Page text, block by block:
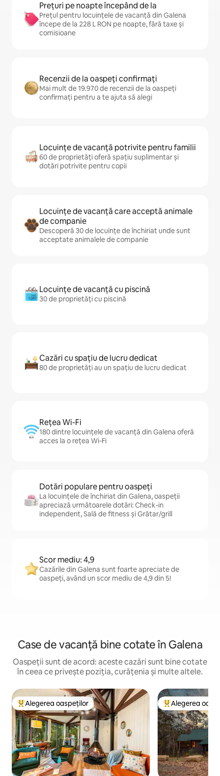
Prețuri pe noapte începând de la
Prețul pentru locuințele de vacanță din Galena
începe de la 228 L RON pe noapte, fără taxe și
comisioane
Recenzii de la oaspeți confirmați
Mai mult de 19.970 de recenzii de la oaspeți
confirmați pentru a te ajuta să alegi
Locuințe de vacanță potrivite pentru familii
60 de proprietăți oferă spațiu suplimentar și
dotări potrivite pentru copii
Locuințe de vacanță care acceptă animale
de companie
Descoperă 30 de locuințe de închiriat unde sunt
acceptate animalele de companie
Locuințe de vacanță cu piscină
30 de proprietăți cu piscină
Cazări cu spațiu de lucru dedicat
80 de proprietăți au un spațiu de lucru dedicat
Rețea Wi-Fi
180 dintre locuințele de vacanță din Galena oferă
acces la o rețea Wi-Fi
Dotări populare pentru oaspeți
La locuințele de închiriat din Galena, oaspeții
apreciază următoarele dotări: Check-in
independent, Sală de fitness și Grătar/grill
Scor mediu: 4,9
Cazările din Galena sunt foarte apreciate de
oaspeți, având un scor mediu de 4,9 din 5!
Case de vacanță bine cotate în Galena
Oaspeții sunt de acord: aceste cazări sunt bine cotate
în ceea ce privește poziția, curățenia și multe altele.
Locuință din topul categoriei Alegerea oaspeților
Alegerea oaspeților Locuință din
Alegerea